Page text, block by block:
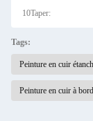
10Taper:
Tags:
Peinture en cuir
Peinture en cuir à